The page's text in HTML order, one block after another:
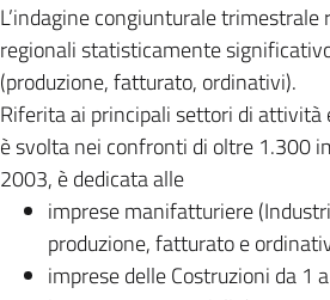
L’indagine congiunturale
regionali statisticamente
(produzione, fatturato, ordinativi).
Riferita ai principali settori di attività
è svolta nei confronti di oltre 1.300
2003, è dedicata alle
imprese manifatturiere
produzione, fatturato e
imprese delle Costruzioni da